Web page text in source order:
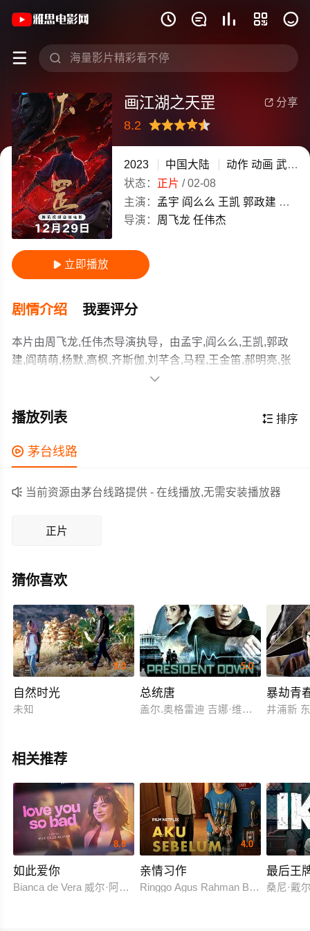
    
 
《画江湖之天罡》(2023)中国大陆汉语
 分享
画江湖之天罡
8.2
较差
还行推荐力荐
2023 中国大陆 动作 动画 武侠
状态： 正片 /02-08
主演： 孟宇 阎么么 王凯 郭政建 阎萌
导演： 周飞龙 任伟杰
 立即播放
剧情介绍 我要评分
本片由周飞龙,任伟杰导演执导，由孟宇,阎么么,王凯,郭政
建,阎萌萌,杨默,高枫,齐斯伽,刘芊含,马程,王金笛,郝明亮,张
占坤,苗壮,巴赫,孙雷,任景行,祁欣,一更,Geng,Yi,二
大动作,动画,武侠,动漫电影片爱好者和观众们都期待不已。
织不良人一夜之间突然群龙无首，不良帅袁天罡留下一纸
下的锦囊的指引下，来到了长安安乐阁，却不曾想到此地
竟是风月之所。而接下来发生的一切，随着寻求自由之
人、寻求不死之人、寻求权力之人的逐一登场，为袁天罡
作为一部 2023-12-29上映的动作,动画,武侠,动漫电影电
影，在当期同类题材影片中具有一定的看点，在演员表现
和剧情架构上也都有不错的亮点，剧情紧凑，角色塑造鲜

 排序
播放列表
 茅台线路
 当前资源由茅台线路提供 - 在线播放,无需安装播放器
正片
猜你喜欢
9.0
自然时光
未知
5.0
总统唐
盖尔.奥格雷迪 吉娜·维托里
暴劫青
井浦新
相关推荐
8.0
如此爱你
Bianca de Vera 威尔·阿什利·德莱昂
4.0
亲情习作
Ringgo Agus Rahman Bima Sena
最后王
桑尼·戴